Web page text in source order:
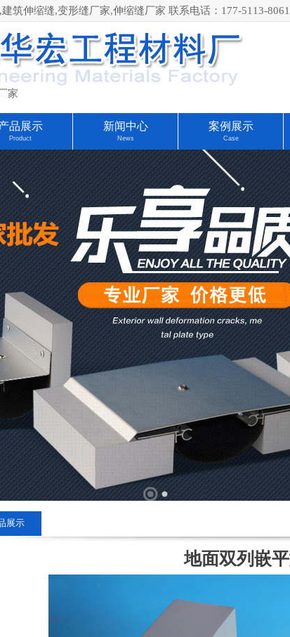
筑伸缩缝,变形缝厂家,伸缩缝厂家 联系电话：177-5113-8061
家
品展示
Product
新闻中心
News
案例展示
Case
展示
地面双列嵌